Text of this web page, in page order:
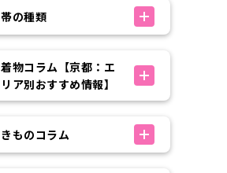
帯の種類
着物コラム【京都：エ
リア別おすすめ情報】
きものコラム